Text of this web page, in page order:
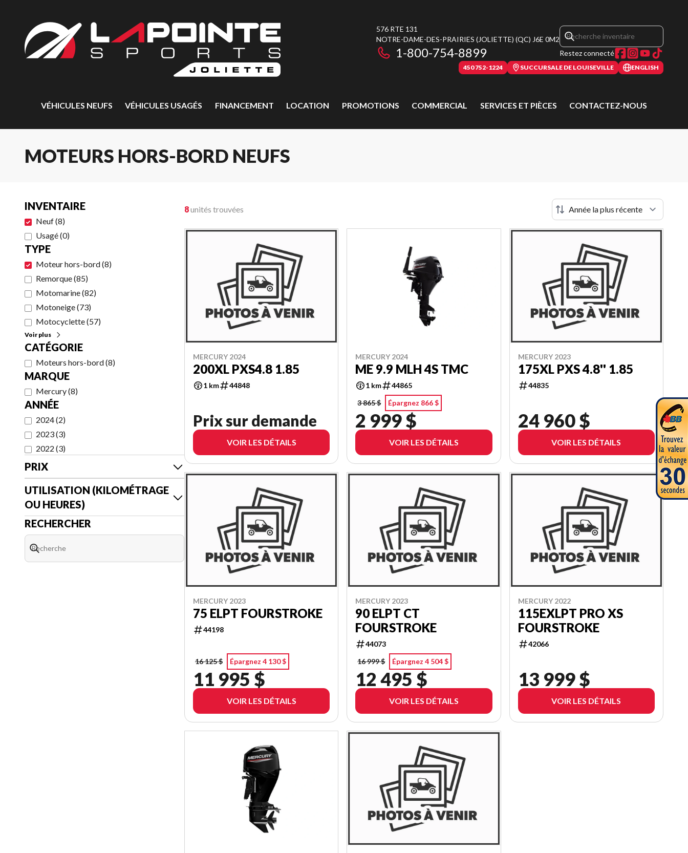
576 RTE 131
NOTRE-DAME-DES-PRAIRIES (JOLIETTE) (QC) J6E 0M2
1-800-754-8899 Restez connecté
450 752-1224 SUCCURSALE DE LOUISEVILLE ENGLISH
VÉHICULES NEUFS VÉHICULES USAGÉS FINANCEMENT LOCATION PROMOTIONS COMMERCIAL SERVICES ET PIÈCES CONTACTEZ-NOUS
MOTEURS HORS-BORD NEUFS
INVENTAIRE
Neuf(8)
Usagé(0)
TYPE
Moteur hors-bord(8)
Remorque(85)
Motomarine(82)
Motoneige(73)
Motocyclette(57)
Voir plus
CATÉGORIE
Moteurs hors-bord(8)
MARQUE
Mercury(8)
ANNÉE
2024(2)
2023(3)
2022 (3)
PRIX
UTILISATION (KILOMÉTRAGE
OU HEURES)
RECHERCHER
8unités trouvées
MERCURY 2024
200XL PXS4.8 1.85
1 km 44848
Prix sur demande
VOIR LES DÉTAILS
MERCURY 2024
ME 9.9 MLH 4S TMC
1 km
44865
3 865 $
Épargnez 866 $
2 999 $
VOIR LES DÉTAILS
MERCURY 2023
175XL PXS 4.8'' 1.85
44835
24 960 $
VOIR LES DÉTAILS
MERCURY 2023
75 ELPT FOURSTROKE
44198
16 125 $ Épargnez 4 130 $
11 995 $
VOIR LES DÉTAILS
MERCURY 2023
90 ELPT CT
FOURSTROKE
44073
16 999 $
Épargnez 4 504 $
12 495 $
VOIR LES DÉTAILS
MERCURY 2022
115EXLPT PRO XS
FOURSTROKE
42066
13 999 $
VOIR LES DÉTAILS